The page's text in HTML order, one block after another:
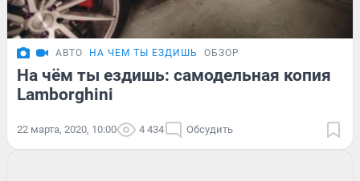
АВТО НА ЧЕМ ТЫ ЕЗДИШЬ ОБЗОР
На чём ты ездишь: самодельная копия
Lamborghini
22 марта, 2020, 10:00 4 434 Обсудить